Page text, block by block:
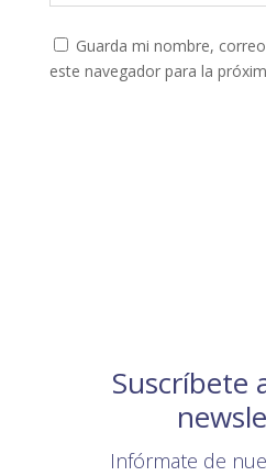
Guarda mi nombre,
este navegador para la
Suscríbete
Infórmate de